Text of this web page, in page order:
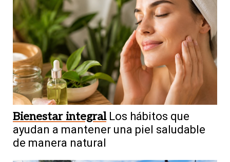
Bienestar integral Los hábitos que
ayudan a mantener una piel saludable
de manera natural